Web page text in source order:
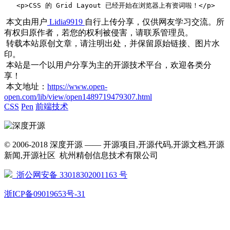
<p>CSS 的 Grid Layout 已经开始在浏览器上有资词啦！</
本文由用户 Lidia9919 自行上传分享，仅供网友学习交流。所
有权归原作者，若您的权利被侵害，请联系管理员。
转载本站原创文章，请注明出处，并保留原始链接、图片水
印。
本站是一个以用户分享为主的开源技术平台，欢迎各类分
享！
本文地址： https://www.open-
open.com/lib/view/open1489719479307.html
CSS Pen 前端技术
© 2006-2018 深度开源 —— 开源项目,开源代码,开源文档,开源
新闻,开源社区 杭州精创信息技术有限公司
浙公网安备 33018302001163 号
浙ICP备09019653号-31